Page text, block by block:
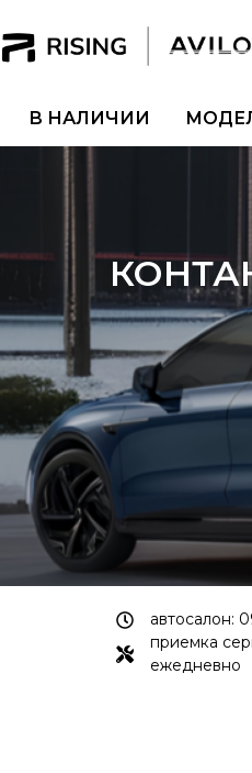
В НАЛИЧИИ
автосалон:
приемка
ежедневно